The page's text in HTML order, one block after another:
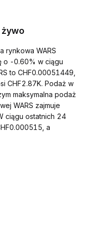
żywo
rynkowa WARS
o -0.60% w ciągu
to CHF0.00051449,
CHF2.87K. Podaż w
maksymalna podaż
WARS zajmuje
ciągu ostatnich 24
a